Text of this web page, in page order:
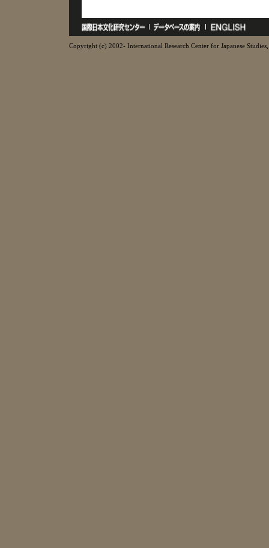
Copyright (c) 2002- International Research Center for Japanese